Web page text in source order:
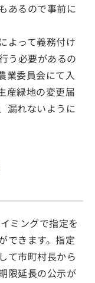
あるので事前に
よって義務付け
う必要があるの
業委員会にて入
産緑地の変更届
漏れないように
ミングで指定を
できます。指定
て市町村長から
限延長の公示が